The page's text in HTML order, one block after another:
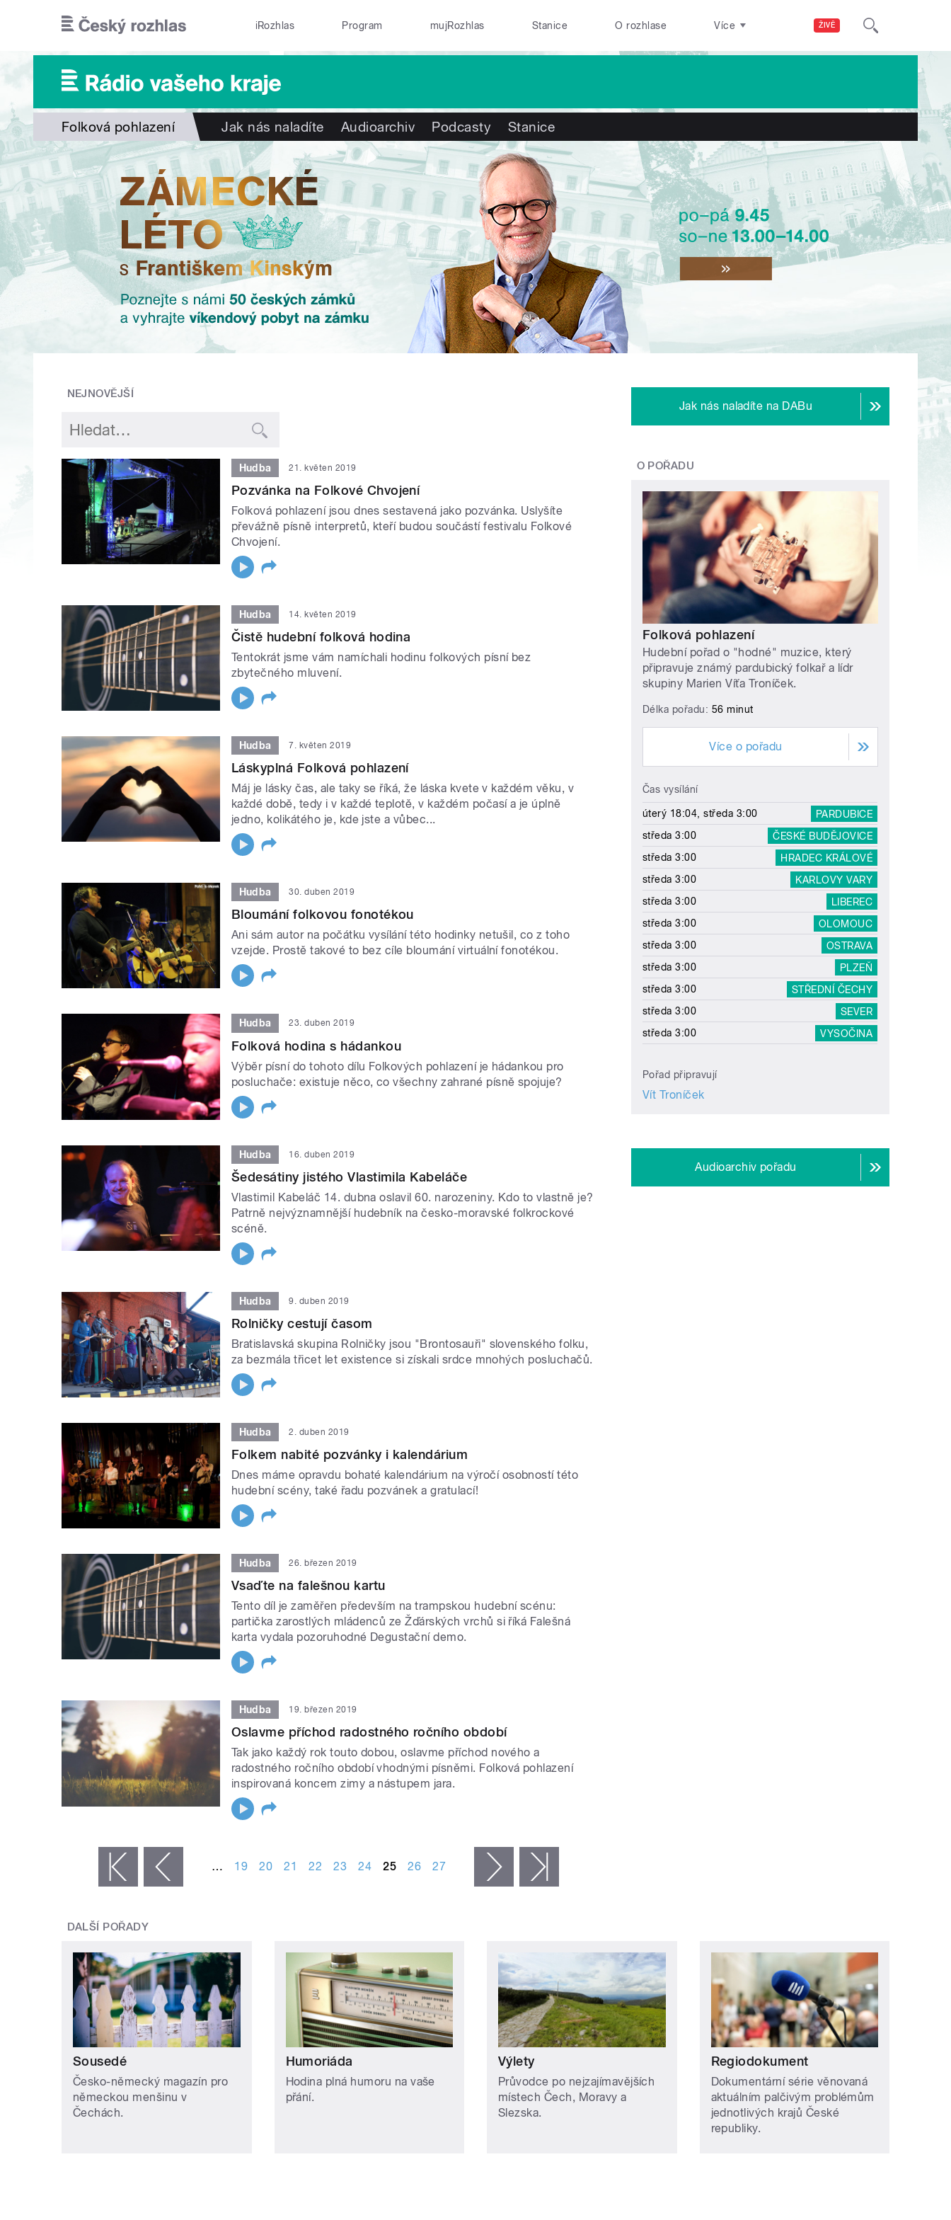
ŽIVĚ
iRozhlas Program mujRozhlas Stanice O rozhlase Více
Folková pohlazení Jak nás naladíte Audioarchiv Podcasty Stanice
NEJNOVĚJŠÍ
Hudba 21. květen 2019
Pozvánka na Folkové Chvojení
Folková pohlazení jsou dnes sestavená jako pozvánka. Uslyšíte
převážně písně interpretů, kteří budou součástí festivalu Folkové
Chvojení.
Hudba 14. květen 2019
Čistě hudební folková hodina
Tentokrát jsme vám namíchali hodinu folkových písní bez
zbytečného mluvení.
Hudba 7. květen 2019
Láskyplná Folková pohlazení
Máj je lásky čas, ale taky se říká, že láska kvete v každém věku, v
každé době, tedy i v každé teplotě, v každém počasí a je úplně
jedno, kolikátého je, kde jste a vůbec...
Hudba 30. duben 2019
Bloumání folkovou fonotékou
Ani sám autor na počátku vysílání této hodinky netušil, co z toho
vzejde. Prostě takové to bez cíle bloumání virtuální fonotékou.
Hudba 23. duben 2019
Folková hodina s hádankou
Výběr písní do tohoto dílu Folkových pohlazení je hádankou pro
posluchače: existuje něco, co všechny zahrané písně spojuje?
Hudba 16. duben 2019
Šedesátiny jistého Vlastimila Kabeláče
Vlastimil Kabeláč 14. dubna oslavil 60. narozeniny. Kdo to vlastně je?
Patrně nejvýznamnější hudebník na česko-moravské folkrockové
scéně.
Hudba 9. duben 2019
Rolničky cestují časom
Bratislavská skupina Rolničky jsou "Brontosauři" slovenského folku,
za bezmála třicet let existence si získali srdce mnohých posluchačů.
Hudba 2. duben 2019
Folkem nabité pozvánky i kalendárium
Dnes máme opravdu bohaté kalendárium na výročí osobností této
hudební scény, také řadu pozvánek a gratulací!
Hudba 26. březen 2019
Vsaďte na falešnou kartu
Tento díl je zaměřen především na trampskou hudební scénu:
partička zarostlých mládenců ze Žďárských vrchů si říká Falešná
karta vydala pozoruhodné Degustační demo.
Hudba 19. březen 2019
Oslavme příchod radostného ročního období
Tak jako každý rok touto dobou, oslavme příchod nového a
radostného ročního období vhodnými písněmi. Folková pohlazení
inspirovaná koncem zimy a nástupem jara.
‹ předchozí … 19 20 21 22 23 24 25 26 27 následující ›
Jak nás naladíte na DABu
O POŘADU
Folková pohlazení
Hudební pořad o "hodné" muzice, který
připravuje známý pardubický folkař a lídr
skupiny Marien Víťa Troníček.
Délka pořadu: 56 minut
Více o pořadu
Čas vysílání
úterý 18:04, středa 3:00
PARDUBICE
středa 3:00
ČESKÉ BUDĚJOVICE
středa 3:00
HRADEC KRÁLOVÉ
středa 3:00
KARLOVY VARY
středa 3:00
LIBEREC
středa 3:00
OLOMOUC
středa 3:00
OSTRAVA
středa 3:00
PLZEŇ
středa 3:00
STŘEDNÍ ČECHY
středa 3:00
SEVER
středa 3:00
VYSOČINA
Pořad připravují
Vít Troníček
Audioarchiv pořadu
DALŠÍ POŘADY
Sousedé
Česko-německý magazín pro
německou menšinu v
Čechách.
Humoriáda
Hodina plná humoru na vaše
přání.
Výlety
Průvodce po nejzajímavějších
místech Čech, Moravy a
Slezska.
Regiodokument
Dokumentární série věnovaná
aktuálním palčivým problémům
jednotlivých krajů České
republiky.